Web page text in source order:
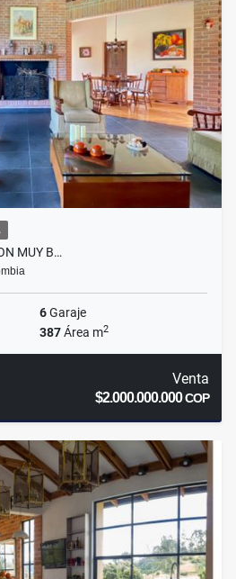
MUY B…
6Garaje
387Área m2
Venta
$2.000.000.000COP